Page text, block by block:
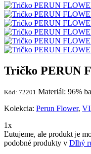
Tričko PERUN
Kód: 72201 Materiál: 96%
Kolekcia: Perun Flower,
1x
Ľutujeme, ale produkt je
podobné produkty v Dlhý